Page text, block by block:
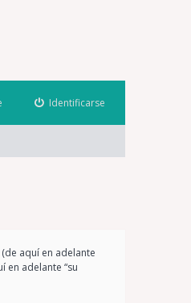
Identificarse
(de aquí en adelante
en adelante “su